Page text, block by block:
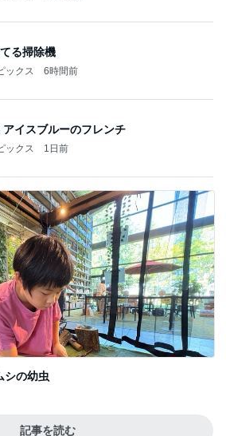
る掃除機
ックス 6時間前
アイスブルーのフレンチ
ックス 1日前
シの幼虫
記事を読む